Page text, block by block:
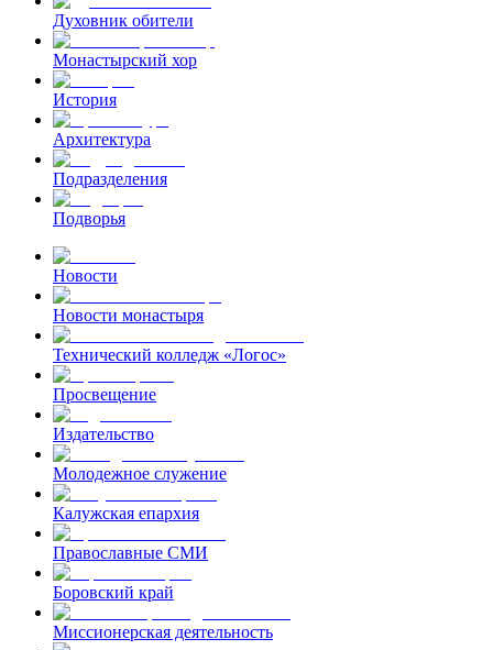
Духовник обители
Монастырский хор
История
Архитектура
Подразделения
Подворья
Новости
Новости монастыря
Технический колледж «Логос»
Просвещение
Издательство
Молодежное служение
Калужская епархия
Православные СМИ
Боровский край
Миссионерская деятельность